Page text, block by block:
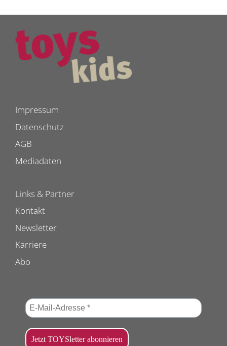
Impressum
Datenschutz
AGB
Mediadaten
Links & Partner
Kontakt
Newsletter
Karriere
Abo